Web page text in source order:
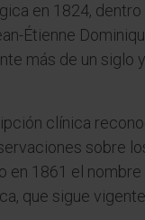
en 1824,
Étienne
más de un siglo
clínica
sobre
en 1861 el nombre
que sigue